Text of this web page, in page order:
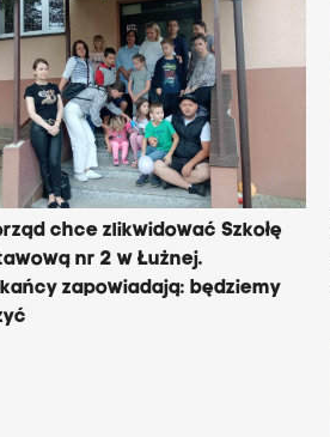
chce zlikwidować Szkołę
nr 2 w Łużnej.
zapowiadają: będziemy